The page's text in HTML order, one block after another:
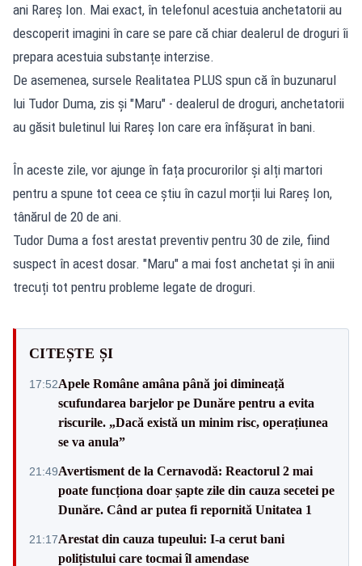
ani Rareș Ion. Mai exact, în telefonul acestuia anchetatorii au
descoperit imagini în care se pare că chiar dealerul de droguri îi
prepara acestuia substanțe interzise.
De asemenea, sursele Realitatea PLUS spun că în buzunarul
lui Tudor Duma, zis și "Maru" - dealerul de droguri, anchetatorii
au găsit buletinul lui Rareș Ion care era înfășurat în bani.
În aceste zile, vor ajunge în fața procurorilor și alți martori
pentru a spune tot ceea ce știu în cazul morții lui Rareș Ion,
tânărul de 20 de ani.
Tudor Duma a fost arestat preventiv pentru 30 de zile, fiind
suspect în acest dosar. "Maru" a mai fost anchetat și în anii
trecuți tot pentru probleme legate de droguri.
CITEȘTE ȘI
17:52Apele Române amâna până joi dimineață
scufundarea barjelor pe Dunăre pentru a evita
riscurile. „Dacă există un minim risc, operațiunea
se va anula”
21:49Avertisment de la Cernavodă: Reactorul 2 mai
poate funcționa doar șapte zile din cauza secetei pe
Dunăre. Când ar putea fi repornită Unitatea 1
21:17Arestat din cauza tupeului: I-a cerut bani
polițistului care tocmai îl amendase